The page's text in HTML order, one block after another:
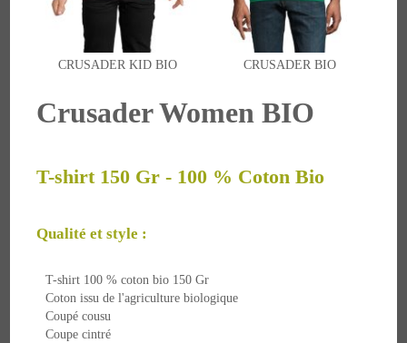
CRUSADER KID BIO CRUSADER BIO
Crusader Women BIO
T-shirt 150 Gr - 100 % Coton Bio
Qualité et style :
T-shirt 100 % coton bio 150 Gr
Coton issu de l'agriculture biologique
Coupé cousu
Coupe cintré